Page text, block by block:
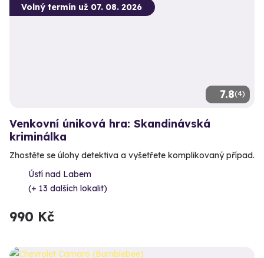
7.8(4)
Volný termín už 07. 08. 2026
Venkovní úniková hra: Skandinávská
kriminálka
Zhostěte se úlohy detektiva a vyšetřete komplikovaný případ.
Ústí nad Labem
(+ 13 dalších lokalit)
990 Kč